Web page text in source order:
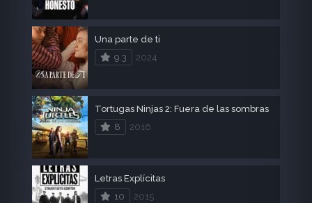
Una parte de ti
9.3
2024
Tortugas Ninjas 2: Fuera de las sombras
8
2016
Letras Explícitas
10
2015